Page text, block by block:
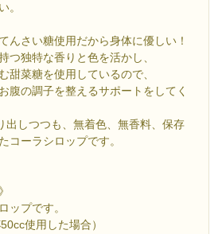
。
んさい糖使用だから身体に優しい！
つ独特な香りと色を活かし、
甜菜糖を使用しているので、
腹の調子を整えるサポートをしてく
出しつつも、無着色、無香料、保存
コーラシロップです。
ップです。
使用した場合）